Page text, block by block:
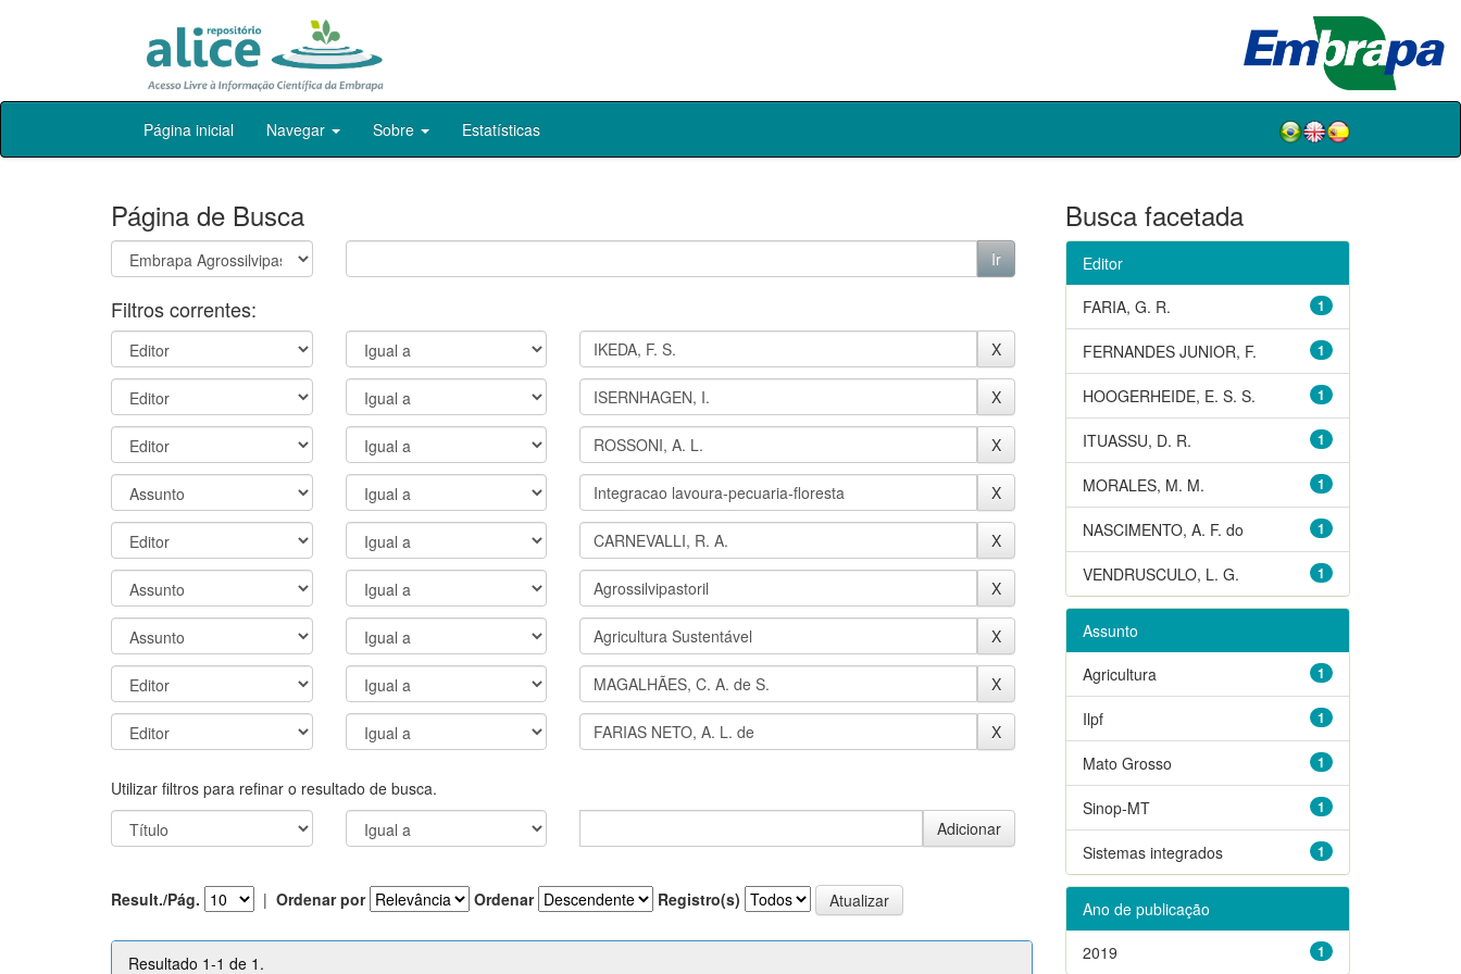
Skip
Página inicial Navegar Sobre Estatísticas
Página de Busca
Filtros correntes:
Utilizar filtros para refinar o resultado de busca.
Result./Pág. | Ordenar por Ordenar Registro(s)
Resultado 1-1 de 1.
Busca facetada
Editor
1
FARIA, G. R.
1
FERNANDES JUNIOR, F.
1
HOOGERHEIDE, E. S. S.
1
ITUASSU, D. R.
1
MORALES, M. M.
1
NASCIMENTO, A. F. do
1
VENDRUSCULO, L. G.
Assunto
1
Agricultura
1
Ilpf
1
Mato Grosso
1
Sinop-MT
1
Sistemas integrados
Ano de publicação
1
2019